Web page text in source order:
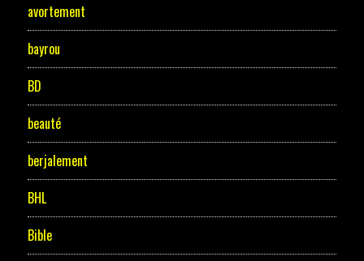
avortement
bayrou
BD
beauté
berjalement
BHL
Bible